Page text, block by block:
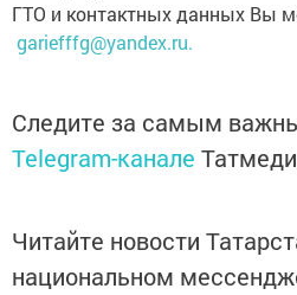
ГТО и контактных данных Вы
gariefffg@yandex.ru.
Следите за самым
Telegram-канале
Читайте новости
национальном